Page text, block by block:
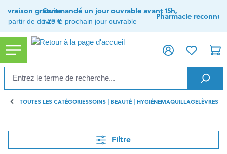
principal
Livraison gratuite
à partir de de 29 €
Commandé un jour ouvrable avant 15h,
livré le prochain jour ouvrable
Pharmacie reconnue
TOUTES LES CATÉGORIESSOINS | BEAUTÉ | HYGIÈNEMAQUILLAGELÈVRES
Filtre